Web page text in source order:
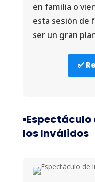
en familia o
esta sesión de
ser un gran
✅
los Inválidos